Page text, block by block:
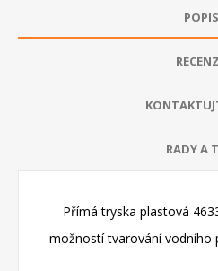
POPIS
RADY A
Přímá tryska plastová
možností tvarování vodního